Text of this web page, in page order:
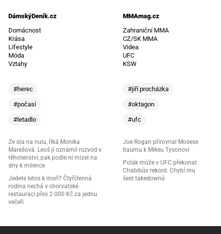
DámskýDeník.cz
Domácnost
Krása
Lifestyle
Móda
Vztahy
#herec
#počasí
#letadlo
Ze sta na nulu, říká Monika
Marešová. Leoš jí oznámil rozvod v
těhotenství, pak podle ní mizel na
dny k milence
Jedete letos k moři? Čtyřčlenná
rodina nechá v chorvatské
restauraci přes 2 000 Kč za jednu
večeři
MMAmag.cz
Zahraniční MMA
CZ/SK MMA
Videa
UFC
KSW
#jiří procházka
#oktagon
#ufc
Joe Rogan přirovnal Mosese
Itaumu k Mikeu Tysonovi
Polák může v UFC překonat
Chabibův rekord. Chybí mu
šest takedownů